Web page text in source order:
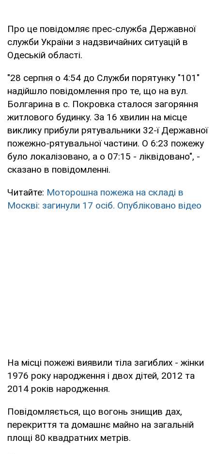
Про це повідомляє прес-служба Державної
служби України з надзвичайних ситуацій в
Одеській області.
"28 серпня о 4:54 до Служби порятунку "101"
надійшло повідомлення про те, що на вул.
Болгарина в с. Покровка сталося загоряння
житлового будинку. За 16 хвилин на місце
виклику прибули рятувальники 32-ї Державної
пожежно-рятувальної частини. О 6:23 пожежу
було локалізовано, а о 07:15 - ліквідовано", -
сказано в повідомленні.
Читайте: Моторошна пожежа на складі в
Москві: загинули 17 осіб. Опубліковано відео
На місці пожежі виявили тіла загиблих - жінки
1976 року народження і двох дітей, 2012 та
2014 років народження.
Повідомляється, що вогонь знищив дах,
перекриття та домашнє майно на загальній
площі 80 квадратних метрів.